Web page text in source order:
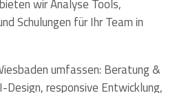
wir Analyse Tools,
Schulungen für Ihr Team in
umfassen: Beratung &
responsive Entwicklung,